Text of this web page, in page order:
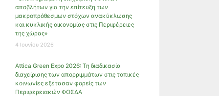
αποβλήτων για την επίτευξη των
μακροπρόθεσμων στόχων ανακύκλωσης
και κυκλικής οικονομίας στις Περιφέρειες
της χώρας»
4 Ιουνίου 2026
Attica Green Expo 2026: Τη διαδικασία
διαχείρισης των απορριμμάτων στις τοπικές
κοινωνίες εξέτασαν φορείς των
Περιφερειακών ΦΟΣΔΑ